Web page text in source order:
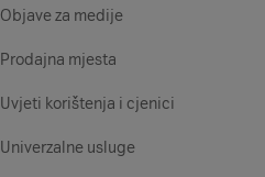
Objave za medije
Prodajna mjesta
Uvjeti korištenja i cjenici
Univerzalne usluge